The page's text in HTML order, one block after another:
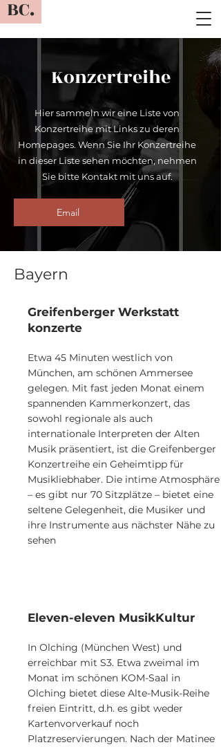
BC.
Konzertreihe
Hier sammeln wir eine Liste von
Konzertreihe mit Links zu deren
Homepages. Wenn Sie Ihr Konzertreihe
in dieser Liste sehen möchten, nehmen
Sie bitte Kontakt mit uns auf.
Email
Bayern
Greifenberger Werkstatt
konzerte
Etwa 45 Minuten westlich von
München, am schönen Ammersee
gelegen. Mit fast jeden Monat einem
spannenden Kammerkonzert, das
sowohl regionale als auch
internationale Interpreten der Alten
Musik präsentiert, ist die Greifenberger
Konzertreihe ein Geheimtipp für
Musikliebhaber. Die intime Atmosphäre
– es gibt nur 70 Sitzplätze – bietet eine
seltene Gelegenheit, die Musiker und
ihre Instrumente aus nächster Nähe zu
sehen
Eleven-eleven MusikKultur
In Olching (München West) und
erreichbar mit S3. Etwa zweimal im
Monat im schönen KOM-Saal in
Olching bietet diese Alte-Musik-Reihe
freien Eintritt, d.h. es gibt weder
Kartenvorverkauf noch
Platzreservierungen. Nach der Matinee